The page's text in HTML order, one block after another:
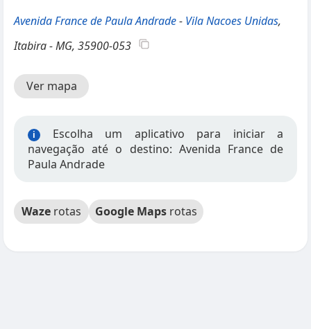
Avenida France de Paula Andrade- Vila Nacoes Unidas,
Itabira - MG, 35900-053
Ver mapa
i
Escolha um aplicativo para iniciar a
navegação até o destino: Avenida France de
Paula Andrade
Waze rotas Google Maps rotas